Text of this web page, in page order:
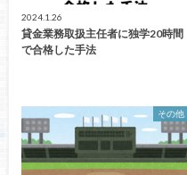
2024.1.26
貸金業務取扱主任者に独学20時間
で合格した手法
その他